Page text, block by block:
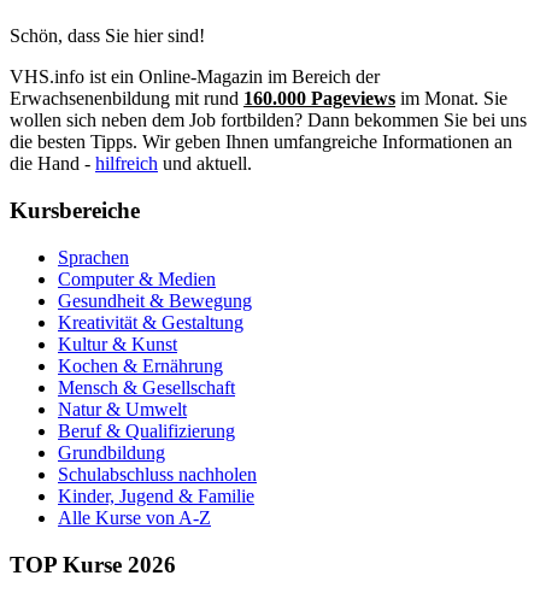
Schön, dass Sie hier sind!
VHS.info ist ein Online-Magazin im Bereich der
Erwachsenenbildung mit rund 160.000 Pageviews im Monat. Sie
wollen sich neben dem Job fortbilden? Dann bekommen Sie bei uns
die besten Tipps. Wir geben Ihnen umfangreiche Informationen an
die Hand - hilfreich und aktuell.
Kursbereiche
Sprachen
Computer & Medien
Gesundheit & Bewegung
Kreativität & Gestaltung
Kultur & Kunst
Kochen & Ernährung
Mensch & Gesellschaft
Natur & Umwelt
Beruf & Qualifizierung
Grundbildung
Schulabschluss nachholen
Kinder, Jugend & Familie
Alle Kurse von A-Z
TOP Kurse 2026